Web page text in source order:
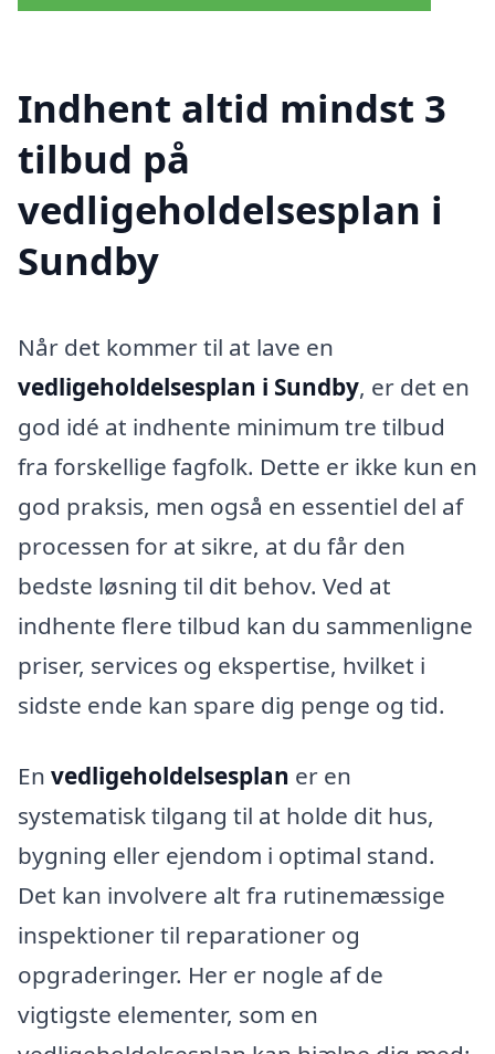
Indhent altid mindst 3
tilbud på
vedligeholdelsesplan i
Sundby
Når det kommer til at lave en
vedligeholdelsesplan i Sundby, er det en
god idé at indhente minimum tre tilbud
fra forskellige fagfolk. Dette er ikke kun en
god praksis, men også en essentiel del af
processen for at sikre, at du får den
bedste løsning til dit behov. Ved at
indhente flere tilbud kan du sammenligne
priser, services og ekspertise, hvilket i
sidste ende kan spare dig penge og tid.
En vedligeholdelsesplan er en
systematisk tilgang til at holde dit hus,
bygning eller ejendom i optimal stand.
Det kan involvere alt fra rutinemæssige
inspektioner til reparationer og
opgraderinger. Her er nogle af de
vigtigste elementer, som en